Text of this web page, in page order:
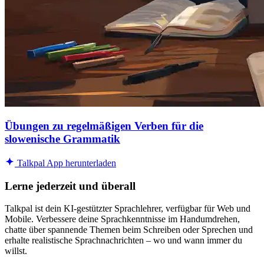
Übungen zu regelmäßigen Verben für die
slowenische Grammatik
Talkpal App herunterladen
Lerne jederzeit und überall
Talkpal ist dein KI-gestützter Sprachlehrer, verfügbar für Web und
Mobile. Verbessere deine Sprachkenntnisse im Handumdrehen,
chatte über spannende Themen beim Schreiben oder Sprechen und
erhalte realistische Sprachnachrichten – wo und wann immer du
willst.